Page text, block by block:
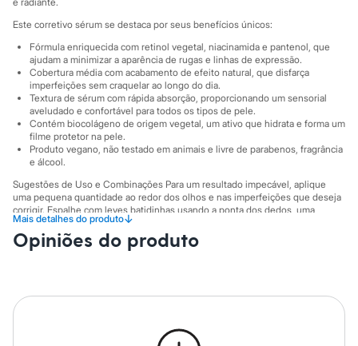
Clock House
Mindset
Sawary
Yessica
Moda esportiva
Acessórios
Blusas
Calçados
Leggings
Shorts e Bermudas
Tops
Calcinhas
Cintas e Modeladores
Meias
Pijamas
Sutiãs e Tops
Saídas de praia
Este corretivo sérum se destaca por seus benefícios únicos:
Fórmula enriquecida com retinol vegetal, niacinamida e pantenol, que
ajudam a minimizar a aparência de rugas e linhas de expressão.
Cobertura média com acabamento de efeito natural, que disfarça
imperfeições sem craquelar ao longo do dia.
Textura de sérum com rápida absorção, proporcionando um sensorial
aveludado e confortável para todos os tipos de pele.
Contém biocolágeno de origem vegetal, um ativo que hidrata e forma um
filme protetor na pele.
Produto vegano, não testado em animais e livre de parabenos, fragrância
e álcool.
Sugestões de Uso e Combinações Para um resultado impecável, aplique
uma pequena quantidade ao redor dos olhos e nas imperfeições que deseja
corrigir. Espalhe com leves batidinhas usando a ponta dos dedos, uma
esponja ou um pincel, até obter o efeito desejado. Pode ser usado sozinho
para um visual leve ou antes da base para uma cobertura completa,
integrando-se perfeitamente à sua rotina de maquiagem e skincare.
Mais detalhes do produto↓
Informacoes gerais:
Opiniões do produto